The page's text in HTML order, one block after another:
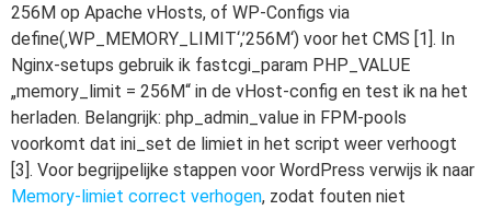
256M op Apache vHosts, of WP-Configs via
define(‚WP_MEMORY_LIMIT‘,’256M‘) voor het CMS [1]. In
Nginx-setups gebruik ik fastcgi_param PHP_VALUE
„memory_limit = 256M“ in de vHost-config en test ik na het
herladen. Belangrijk: php_admin_value in FPM-pools
voorkomt dat ini_set de limiet in het script weer verhoogt
[3]. Voor begrijpelijke stappen voor WordPress verwijs ik naar
Memory-limiet correct verhogen, zodat fouten niet